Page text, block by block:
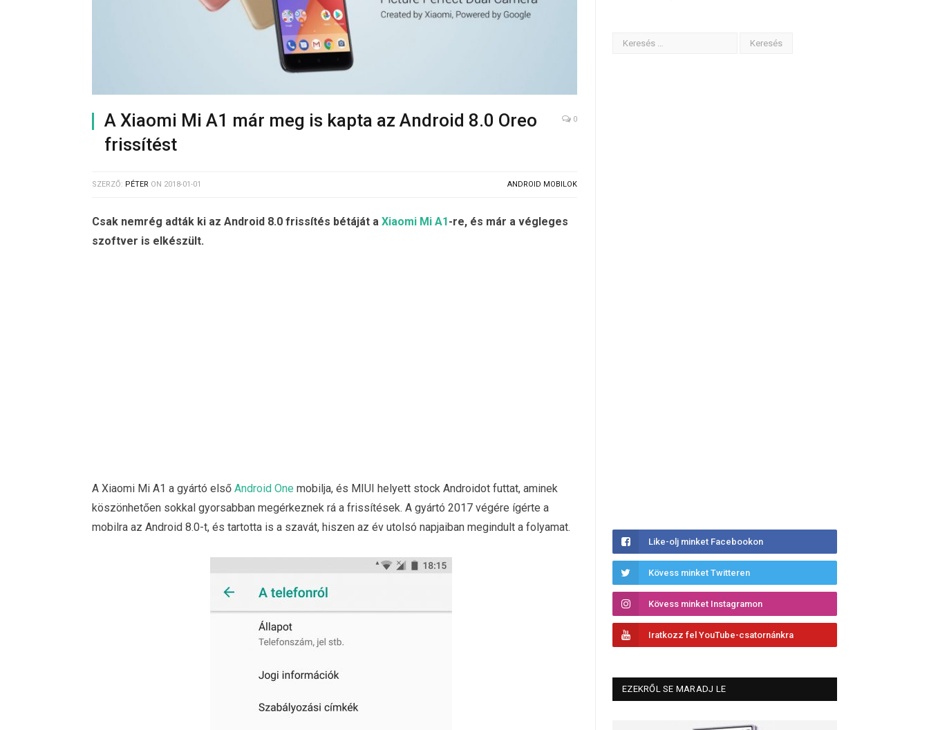
A Xiaomi Mi A1 már meg is kapta az Android 8.0 Oreo
frissítést
0
SZERZŐ: PÉTER ON 2018-01-01 ANDROID MOBILOK
Csak nemrég adták ki az Android 8.0 frissítés bétáját a Xiaomi Mi A1-re, és már a végleges
szoftver is elkészült.
A Xiaomi Mi A1 a gyártó első Android One mobilja, és MIUI helyett stock Androidot futtat, aminek
köszönhetően sokkal gyorsabban megérkeznek rá a frissítések. A gyártó 2017 végére ígérte a
mobilra az Android 8.0-t, és tartotta is a szavát, hiszen az év utolsó napjaiban megindult a folyamat.
Like-olj minket Facebookon
Kövess minket Twitteren
Kövess minket Instagramon
Iratkozz fel YouTube-csatornánkra
EZEKRŐL SE MARADJ LE